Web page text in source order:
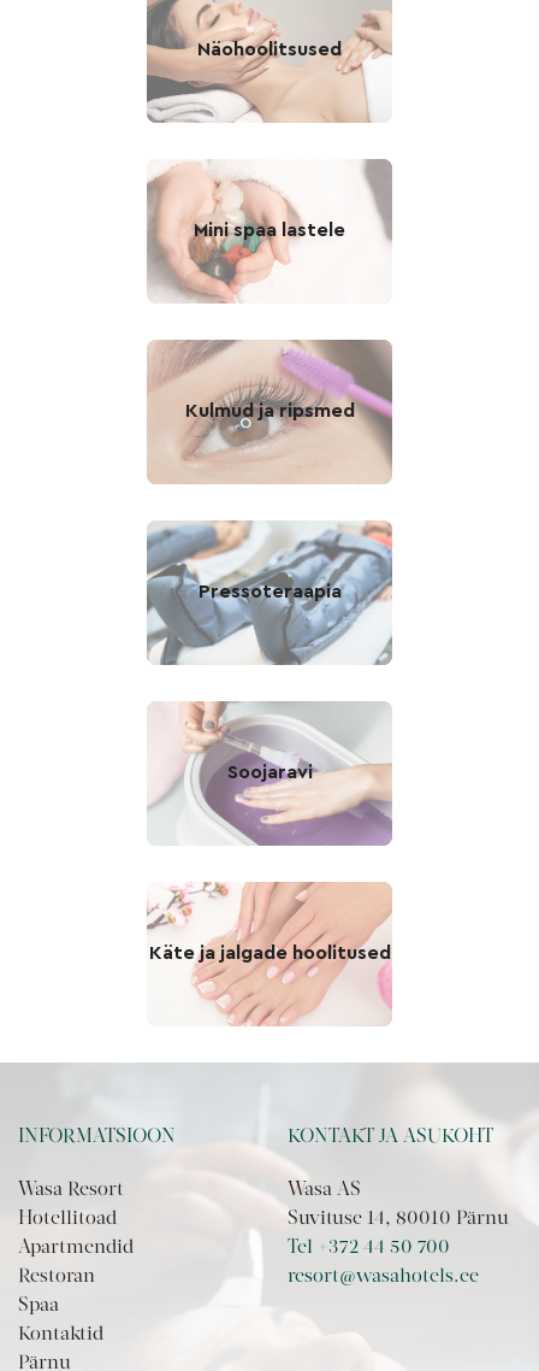
Näohoolitsused
Mini spaa lastele
Kulmud ja ripsmed
Pressoteraapia
Soojaravi
Käte ja jalgade hoolitused
INFORMATSIOON
Wasa Resort
Hotellitoad
Apartmendid
Restoran
Spaa
Kontaktid
Pärnu
KONTAKT JA ASUKOHT
Wasa AS
Suvituse 14, 80010 Pärnu
Tel +372 44 50 700
resort@wasahotels.ee